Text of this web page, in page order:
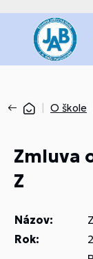
O škole
Zmluva
Z
Názov:
Rok: